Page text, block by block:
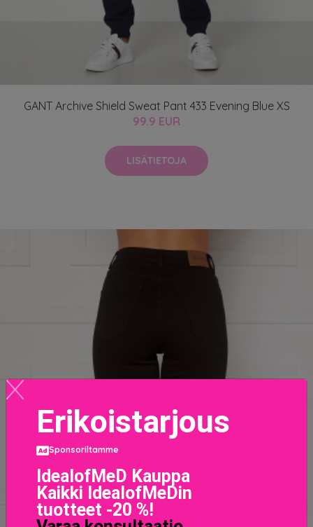
GANT Archive Shield Sweat Pant 433 Evening Blue XS
99.9 EUR
LISÄTIETOJA
Erikoistarjous
Sponsoriltamme
IdealofMeD Kauppa
Kaikki IdealofMeDin
tuotteet -20 %!